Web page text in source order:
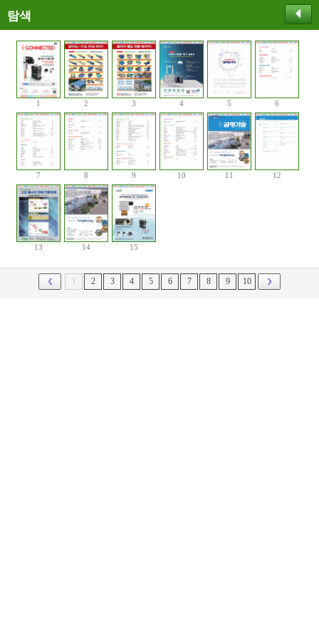
탐색
1 2 3 4 5 6
7 8 9 10 11 12
13 14 15
2 3 4 5 6 7 8 9 10